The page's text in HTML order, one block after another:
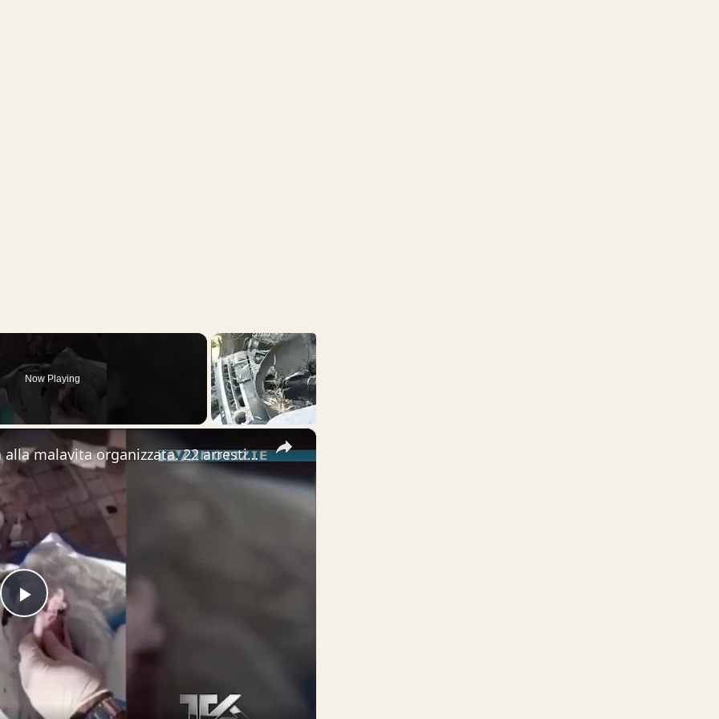
Now Playing
×
Play
Video
Catania. Duro colpo della Polizia alla malavita organizzata. 22 arresti. Droga e telefonini in carce